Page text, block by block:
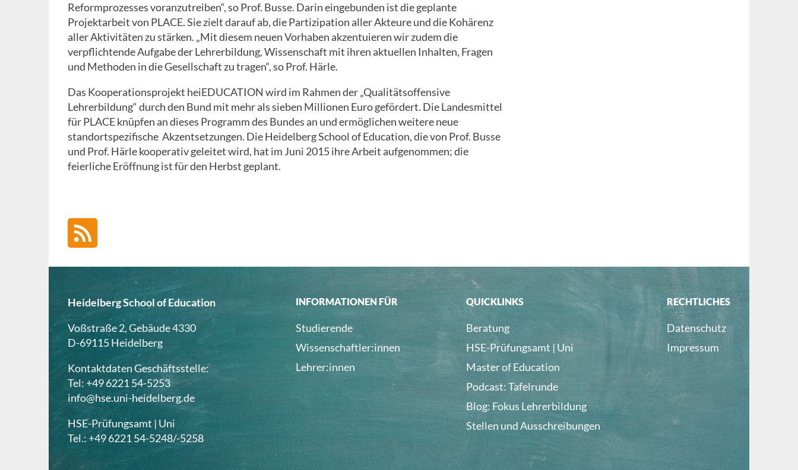
Reformprozesses voranzutreiben“, so Prof. Busse. Darin eingebunden ist die geplante
Projektarbeit von PLACE. Sie zielt darauf ab, die Partizipation aller Akteure und die Kohärenz
aller Aktivitäten zu stärken. „Mit diesem neuen Vorhaben akzentuieren wir zudem die
verpflichtende Aufgabe der Lehrerbildung, Wissenschaft mit ihren aktuellen Inhalten, Fragen
und Methoden in die Gesellschaft zu tragen“, so Prof. Härle.
Das Kooperationsprojekt heiEDUCATION wird im Rahmen der „Qualitätsoffensive
Lehrerbildung“ durch den Bund mit mehr als sieben Millionen Euro gefördert. Die Landesmittel
für PLACE knüpfen an dieses Programm des Bundes an und ermöglichen weitere neue
standortspezifische Akzentsetzungen. Die Heidelberg School of Education, die von Prof. Busse
und Prof. Härle kooperativ geleitet wird, hat im Juni 2015 ihre Arbeit aufgenommen; die
feierliche Eröffnung ist für den Herbst geplant.
Heidelberg School of Education
Voßstraße 2, Gebäude 4330
D-69115 Heidelberg
Kontaktdaten Geschäftsstelle:
Tel: +49 6221 54-5253
info@hse.uni-heidelberg.de
HSE-Prüfungsamt | Uni
Tel.: +49 6221 54-5248/-5258
INFORMATIONEN FÜR
Studierende
Wissenschaftler:innen
Lehrer:innen
QUICKLINKS
Beratung
HSE-Prüfungsamt | Uni
Master of Education
Podcast: Tafelrunde
Blog: Fokus Lehrerbildung
Stellen und Ausschreibungen
RECHTLICHES
Datenschutz
Impressum